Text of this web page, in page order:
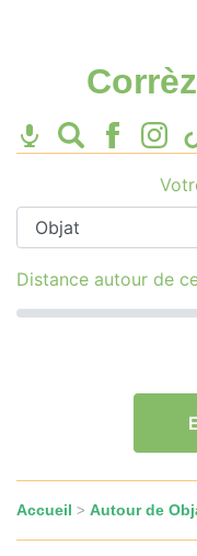
Distance autour de
Accueil > Autour de